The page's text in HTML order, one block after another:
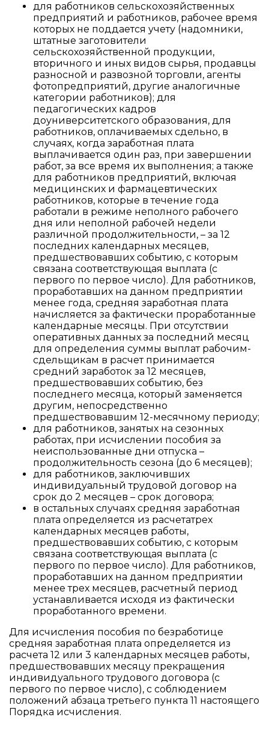
для работников сельскохозяйственных
предприятий и работников, рабочее время
которых не поддается учету (надомники,
штатные заготовители
сельскохозяйственной продукции,
вторичного и иных видов сырья, продавцы
разносной и развозной торговли, агенты
фотопредприятий, другие аналогичные
категории работников); для
педагогических кадров
доуниверситетского образования, для
работников, оплачиваемых сдельно, в
случаях, когда заработная плата
выплачивается один раз, при завершении
работ, за все время их выполнения; а также
для работников предприятий, включая
медицинских и фармацевтических
работников, которые в течение года
работали в режиме неполного рабочего
дня или неполной рабочей недели
различной продолжительности, – за 12
последних календарных месяцев,
предшествовавших событию, с которым
связана соответствующая выплата (с
первого по первое число). Для работников,
проработавших на данном предприятии
менее года, средняя заработная плата
начисляется за фактически проработанные
календарные месяцы. При отсутствии
оперативных данных за последний месяц
для определения суммы выплат рабочим-
сдельщикам в расчет принимается
средний заработок за 12 месяцев,
предшествовавших событию, без
последнего месяца, который заменяется
другим, непосредственно
предшествовавшим 12-месячному периоду;
для работников, занятых на сезонных
работах, при исчислении пособия за
неиспользованные дни отпуска –
продолжительность сезона (до 6 месяцев);
для работников, заключивших
индивидуальный трудовой договор на
срок до 2 месяцев – срок договора;
в остальных случаях средняя заработная
плата определяется из расчетатрех
календарных месяцев работы,
предшествовавших событию, с которым
связана соответствующая выплата (с
первого по первое число). Для работников,
проработавших на данном предприятии
менее трех месяцев, расчетный период
устанавливается исходя из фактически
проработанного времени.
Для исчисления пособия по безработице
средняя заработная плата определяется из
расчета 12 или 3 календарных месяцев работы,
предшествовавших месяцу прекращения
индивидуального трудового договора (с
первого по первое число), с соблюдением
положений абзаца третьего пункта 11 настоящего
Порядка исчисления.